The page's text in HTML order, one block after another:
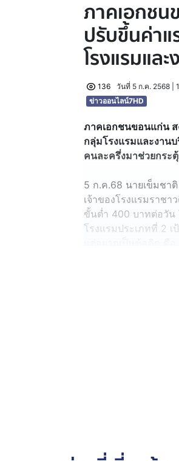
ภาคเอกชน
ปรับขึ้นค่าแ
โรงแรมแล
136
วันที่ 5 ก.ค. 2568 |
ข่าวออนไลน์7HD
ภาคเอกชนขอนแก่น ส
กลุ่มโรงแรมและงาน
คนละครึ่งมาช่วยกระ
5 ก.ค.68 นายเข็มชา
เจ้าของโรงแรมราช
ขั้นต่ำ 400 บาทต่อวัน
โรงแรมประเภทที่ 2
ประเภทที่ 2 คือ มีห้อ